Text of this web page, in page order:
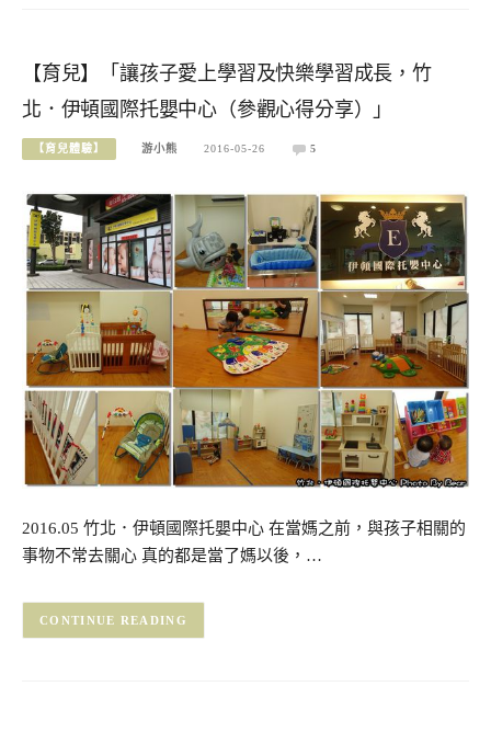
【育兒】「讓孩子愛上學習及快樂學習成長，竹
北．伊頓國際托嬰中心（參觀心得分享）」
【育兒體驗】 游小熊 2016-05-26 5
2016.05 竹北．伊頓國際托嬰中心 在當媽之前，與孩子相關的
事物不常去關心 真的都是當了媽以後，…
CONTINUE READING